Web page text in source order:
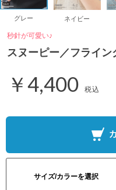
グレー ネイビー
秒針が可愛い♪
スヌーピー／フライン
￥4,400 税込
サイズ/カラーを選択